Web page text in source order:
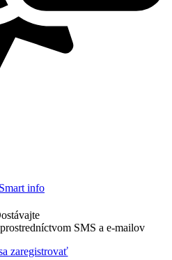
prostredníctvom SMS a e-mailov
zaregistrovať